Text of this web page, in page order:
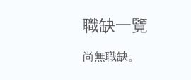
職缺一覽
尚無職缺。